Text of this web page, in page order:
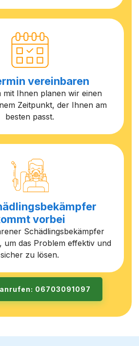
vereinbaren
mit Ihnen planen wir einen
Zeitpunkt, der Ihnen am
besten passt.
vorbei
Schädlingsbekämpfer
um das Problem effektiv und
sicher zu lösen.
06703091097